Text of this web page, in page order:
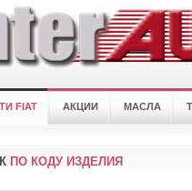
FIAT АКЦИИ МАСЛА
ПО КОДУ ИЗДЕЛИЯ